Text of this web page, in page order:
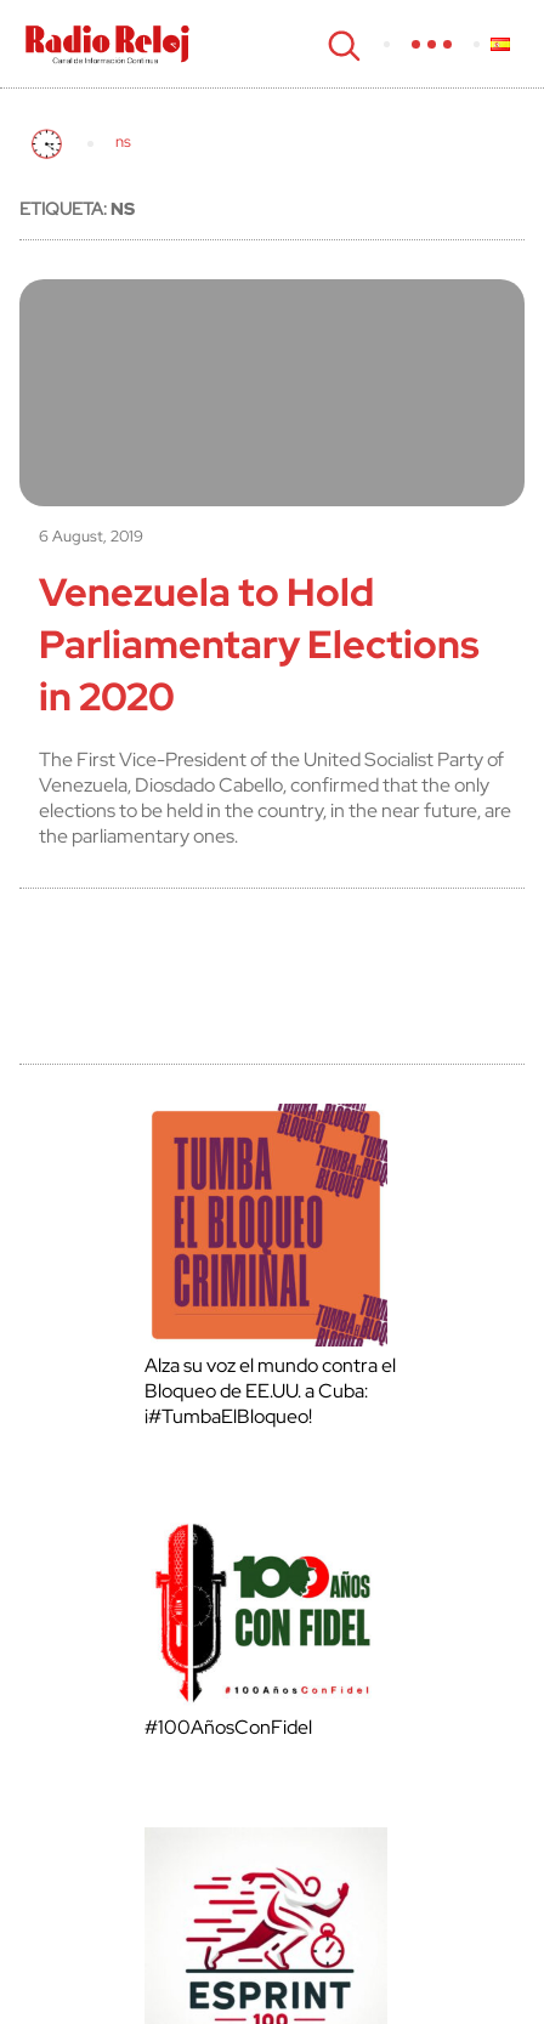
cerrar
ns
ETIQUETA:NS
6 August, 2019
Venezuela to Hold
Parliamentary Elections
in 2020
The First Vice-President of the United Socialist Party of
Venezuela, Diosdado Cabello, confirmed that the only
elections to be held in the country, in the near future, are
the parliamentary ones.
Alza su voz el mundo contra el
Bloqueo de EE.UU. a Cuba:
¡#TumbaElBloqueo!
#100AñosConFidel